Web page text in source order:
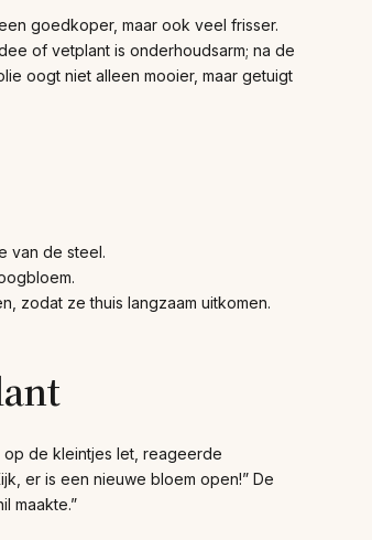
goedkoper, maar ook veel frisser.
of vetplant is onderhoudsarm; na de
oogt niet alleen mooier, maar getuigt
van de steel.
zodat ze thuis langzaam uitkomen.
de kleintjes let, reageerde
er is een nieuwe bloem open!” De
maakte.”